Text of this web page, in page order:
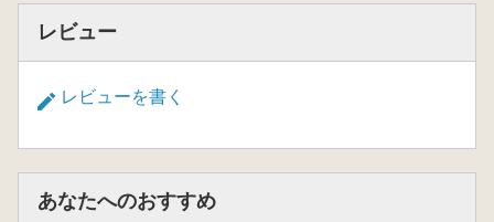
レビュー
レビューを書く
あなたへのおすすめ